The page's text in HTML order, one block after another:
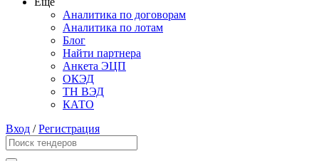
Аналитика по договорам
Аналитика по лотам
Блог
Найти партнера
Анкета ЭЦП
ОКЭД
ТН ВЭД
КАТО
Вход /Регистрация